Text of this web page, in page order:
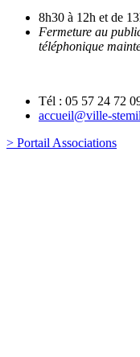
8h30 à 12h et de
Fermeture au
téléphonique
Tél : 05 57 24 72
accueil@ville-
> Portail Associations